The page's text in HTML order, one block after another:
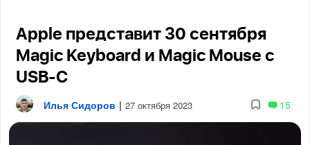
Apple представит 30 сентября
Magic Keyboard и Magic Mouse с
USB-C
Илья Сидоров | 27 октября 2023 15